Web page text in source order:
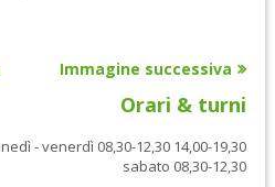
Immagine successiva
Orari & turni
- venerdì 08,30-12,30 14,00-19,30
sabato 08,30-12,30